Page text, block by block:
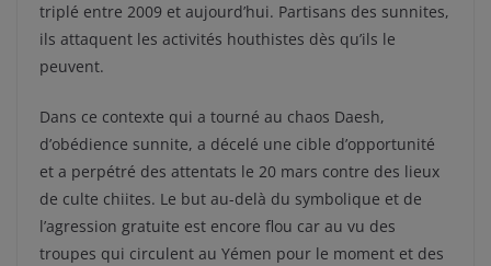
triplé entre 2009 et aujourd’hui. Partisans des sunnites,
ils attaquent les activités houthistes dès qu’ils le
peuvent.
Dans ce contexte qui a tourné au chaos Daesh,
d’obédience sunnite, a décelé une cible d’opportunité
et a perpétré des attentats le 20 mars contre des lieux
de culte chiites. Le but au-delà du symbolique et de
l’agression gratuite est encore flou car au vu des
troupes qui circulent au Yémen pour le moment et des